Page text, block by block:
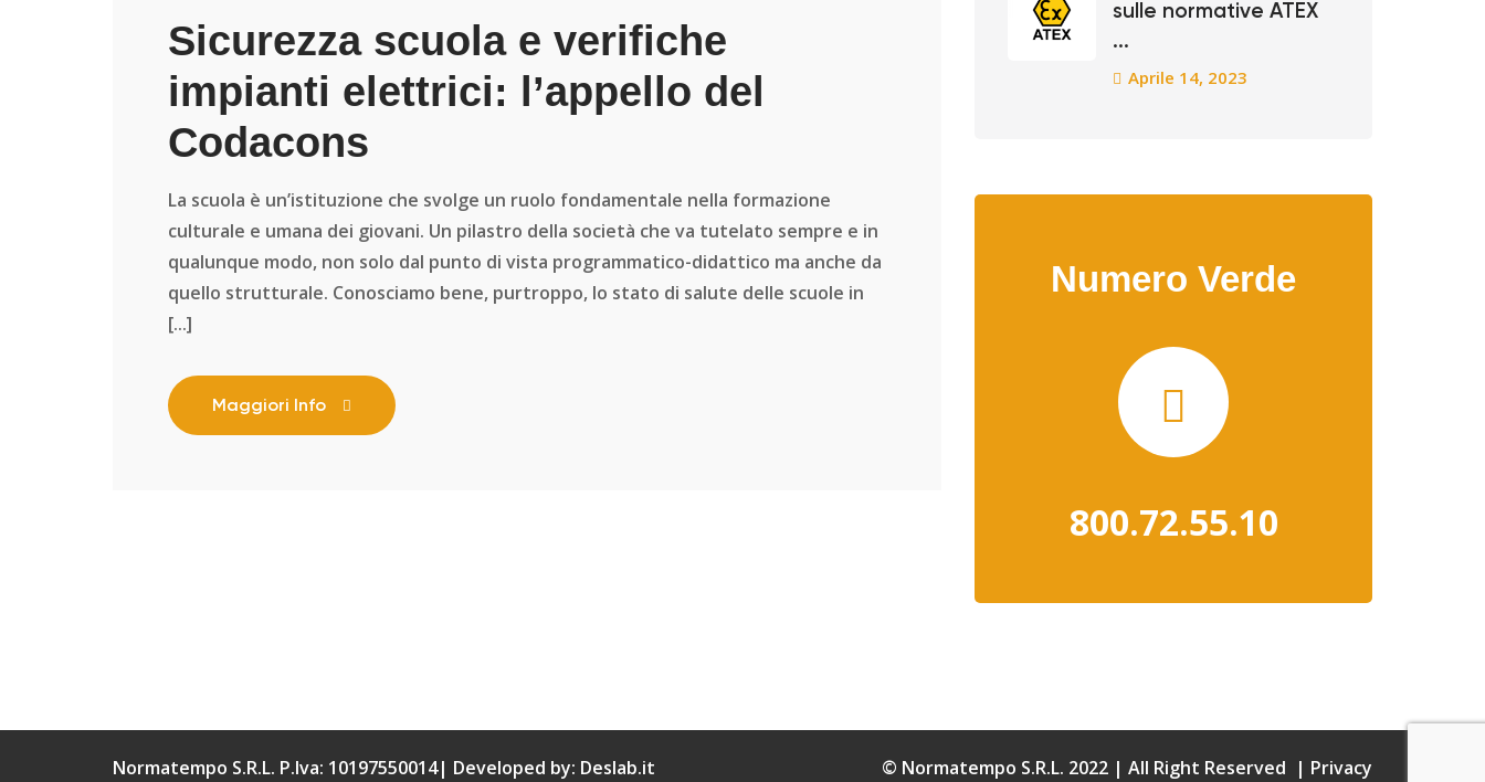
Sicurezza scuola e verifiche
impianti elettrici: l’appello del
Codacons
La scuola è un’istituzione che svolge un ruolo fondamentale nella formazione
culturale e umana dei giovani. Un pilastro della società che va tutelato sempre e in
qualunque modo, non solo dal punto di vista programmatico-didattico ma anche da
quello strutturale. Conosciamo bene, purtroppo, lo stato di salute delle scuole in
[...]
Maggiori Info
sulle normative ATEX
...
Aprile 14, 2023
Numero Verde
800.72.55.10
Normatempo S.R.L. P.Iva: 10197550014| Developed by: Deslab.it © Normatempo S.R.L. 2022 | All Right Reserved | Privacy